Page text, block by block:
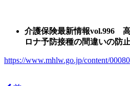
介護保険最新情報vol.996
ロナ予防接種の間違いの防
https://www.mhlw.go.jp/content/